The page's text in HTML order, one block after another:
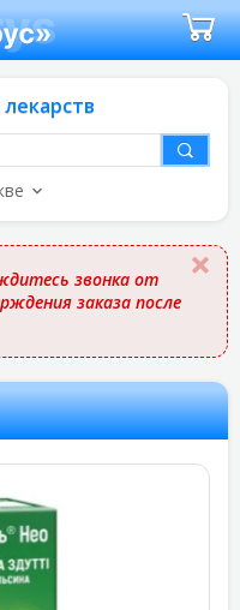
звонка от
заказа после